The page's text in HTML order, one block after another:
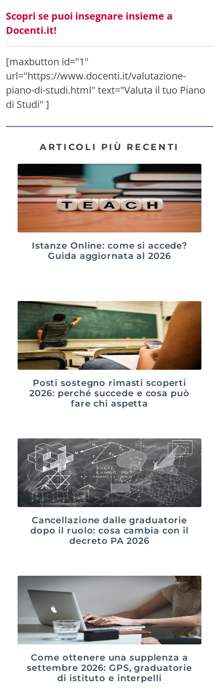
Scopri se puoi insegnare insieme a
Docenti.it!
[maxbutton id="1"
url="https://www.docenti.it/valutazione-
piano-di-studi.html" text="Valuta il tuo Piano
di Studi" ]
ARTICOLI PIÙ RECENTI
Istanze Online: come si accede?
Guida aggiornata al 2026
Posti sostegno rimasti scoperti
2026: perché succede e cosa può
fare chi aspetta
Cancellazione dalle graduatorie
dopo il ruolo: cosa cambia con il
decreto PA 2026
Come ottenere una supplenza a
settembre 2026: GPS, graduatorie
di istituto e interpelli